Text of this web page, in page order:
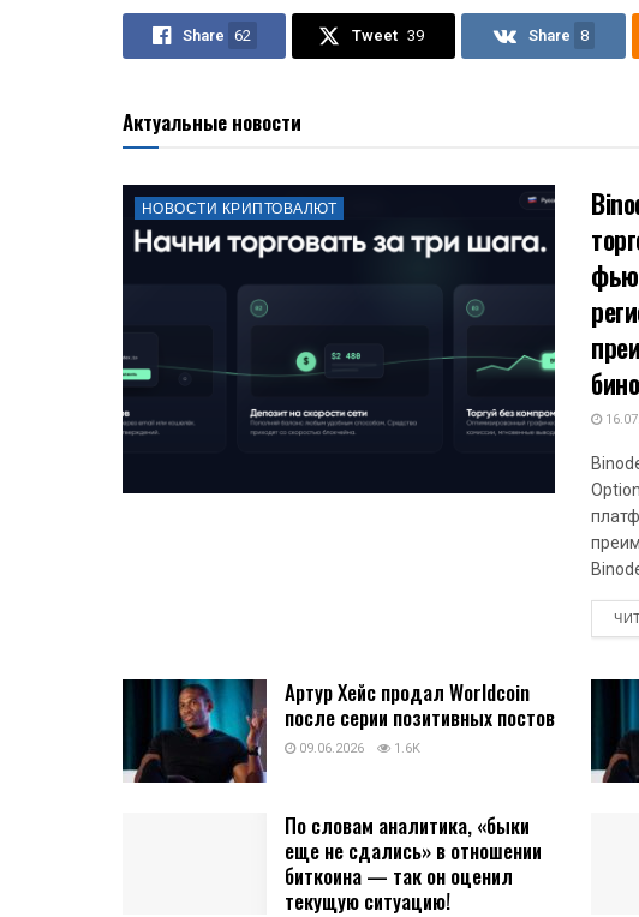
Share 62 Tweet 39 Share 8
Актуальные новости
НОВОСТИ КРИПТОВАЛЮТ
Артур Хейс продал Worldcoin
после серии позитивных постов
09.06.2026 1.6K
По словам аналитика, «быки
еще не сдались» в отношении
биткоина — так он оценил
текущую ситуацию!